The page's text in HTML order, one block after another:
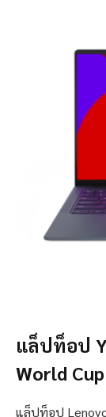
แล็ปท็อป
World
แล็ปท็อป